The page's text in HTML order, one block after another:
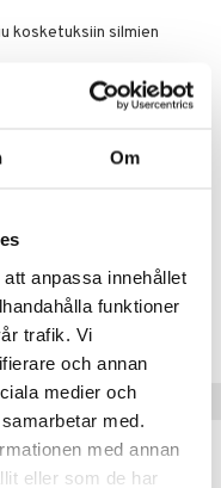
Om
anpassa innehållet
funktioner
trafik. Vi
och annan
medier och
med.
med annan
eller som de har
kosketuksiin silmien
CHONDRUS
BENZOATE,
[N5810/A].